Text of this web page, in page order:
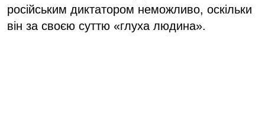
російським диктатором неможливо, оскільки
він за своєю суттю «глуха людина».